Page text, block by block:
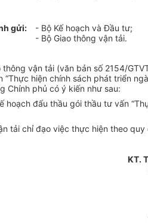
gửi:
- Bộ Kế hoạch và Đầu tư;
- Bộ Giao thông vận tải.
thông vận tải (văn bản số 2154/
“Thực hiện chính sách phát triển
Chính phủ có ý kiến như sau:
hoạch đấu thầu gói thầu tư vấn
tải chỉ đạo việc thực hiện theo quy
KT.